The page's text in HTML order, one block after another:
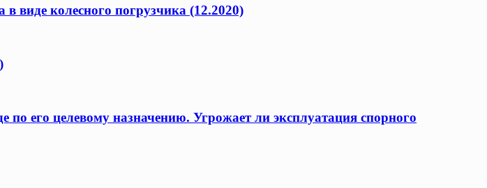
виде колесного погрузчика (12.2020)
по его целевому назначению. Угрожает ли эксплуатация спорного